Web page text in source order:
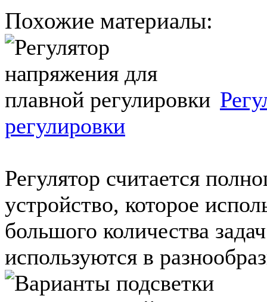
Похожие материалы:
регулировки
Регулятор считается
устройство, которое
большого количества
используются в